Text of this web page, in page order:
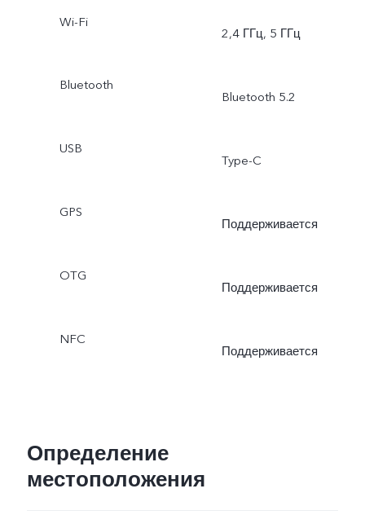
Wi-Fi
2,4 ГГц, 5 ГГц
Bluetooth
Bluetooth 5.2
USB
Type-C
GPS
Поддерживается
OTG
Поддерживается
NFC
Поддерживается
Определение
местоположения